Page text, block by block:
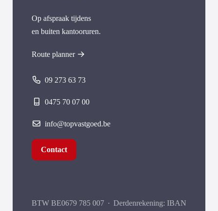
Op afspraak tijdens
en buiten kantooruren.
Route planner
09 273 63 73
0475 70 07 00
info@topvastgoed.be
Contact
BTW BE0679 785 007 · Derdenrekening: IBAN